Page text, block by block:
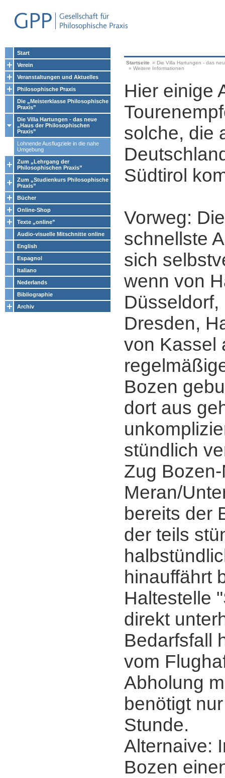
Start
Verein
Veranstaltungen und Aktuelles
Philosophische Praxis
Die „Meisterklasse Philosophische
Praxis”
Die Villa Hartungen - das neue
„Haus der Philosophischen
Praxis”
Lohnende Ausflugziele in die nahe
Umgebung
Zum „Lehrgang der
Philosophischen Praxis”
Zum „Studienkurs Philosophische
Praxis”
Bücher
Online-Shop
Texte „online”
Audio-visuelle Mitschnitte online
English
Espagnol
Italiano
Nederlands
Bibliographie
Archiv
Startseite » Die Villa Hartungen - das
» Weitere Informationen
Hier einige
solche, die
Südtirol
Vorweg:
schnellste
sich
wenn von
Düsseldorf,
Dresden,
von Kassel
Bozen
dort aus
stündlich
Zug
Meran/
bereits der
der teils
hinauffährt
Haltestelle
direkt
Bedarfsfall
vom
Abholung
benötigt
Stunde.
Alternaive:
Bozen